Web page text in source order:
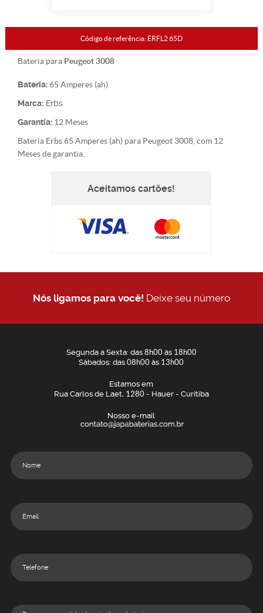
Código de referência: ERFL2 65D
Bateria para Peugeot 3008
Bateria:65 Amperes (ah)
Marca: Erbs
Garantia: 12 Meses
Bateria Erbs 65 Amperes (ah) para Peugeot 3008, com 12
Meses de garantia.
Aceitamos cartões!
Nós ligamos para você! Deixe seu número
Segunda a Sexta: das 8h00às 18h00
Sábados: das08h00 às 13h00
Estamos em
Rua Carlos de Laet, 1280- Hauer - Curitiba
Nosso e-mail